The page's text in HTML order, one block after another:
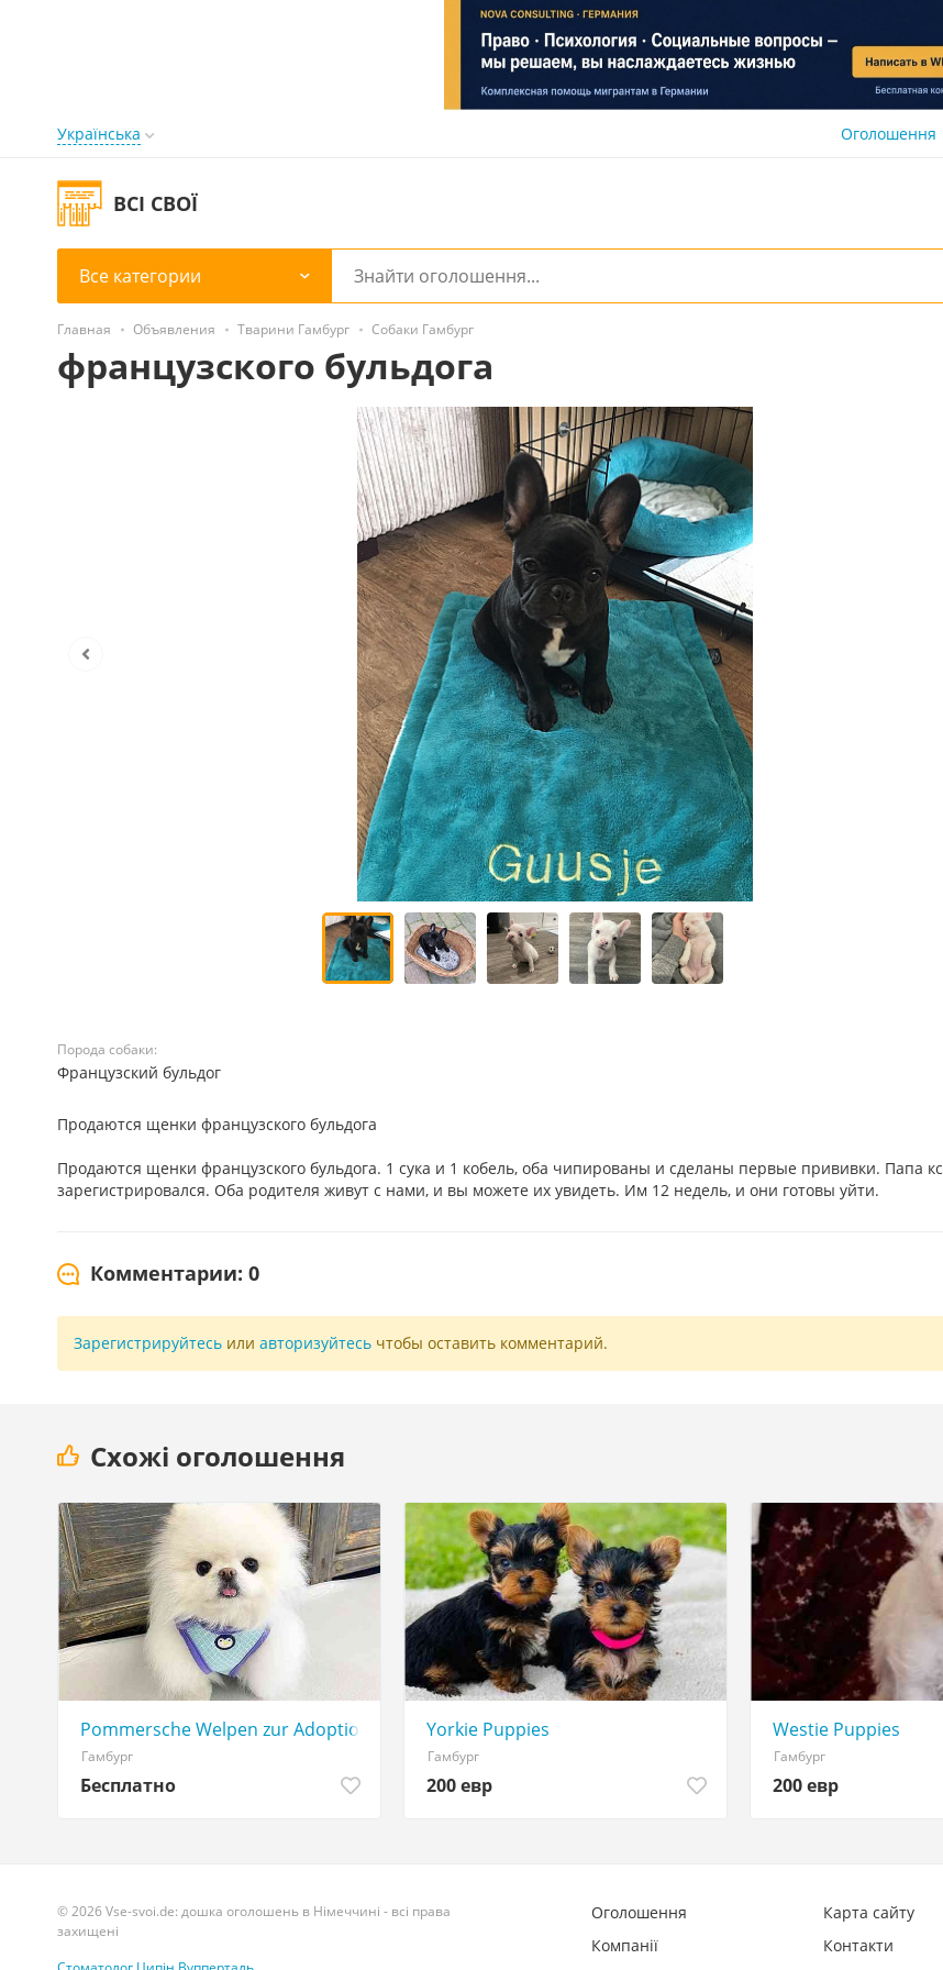
Українська Оголошення
ВСІ СВОЇ
Все категории
Главная Объявления Тварини Гамбург Собаки Гамбург
французского бульдога
Порода собаки:
Французский бульдог
Продаются щенки французского бульдога
Продаются щенки французского бульдога. 1 сука и 1 кобель, оба чипированы и сделаны первые прививки. Папа кс
зарегистрировался. Оба родителя живут с нами, и вы можете их увидеть. Им 12 недель, и они готовы уйти.
Комментарии: 0
Зарегистрируйтесь или авторизуйтесь чтобы оставить комментарий.
Схожі оголошення
Pommersche Welpen zur Adoption
Гамбург
Бесплатно
Yorkie Puppies
Гамбург
200 евр
Westie Puppies
Гамбург
200 евр
© 2026 Vse-svoi.de: дошка оголошень в Німеччині - всі права
захищені
Оголошення
Компанії
Карта сайту
Контакти